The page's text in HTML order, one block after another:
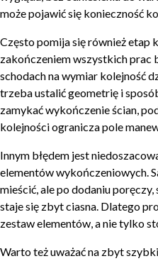
może pojawić się konieczność
Często pomija się również etap
zakończeniem wszystkich prac
schodach na wymiar kolejność
trzeba ustalić geometrię i
zamykać wykończenie ścian,
kolejności ogranicza pole
Innym błędem jest
elementów wykończeniowych.
mieścić, ale po dodaniu
staje się zbyt ciasna. Dlatego
zestaw elementów, a nie tylko
Warto też uważać na zbyt